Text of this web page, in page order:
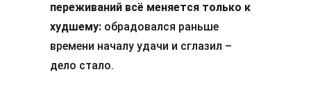
переживаний всё меняется только к
худшему: обрадовался раньше
времени началу удачи и сглазил –
дело стало.